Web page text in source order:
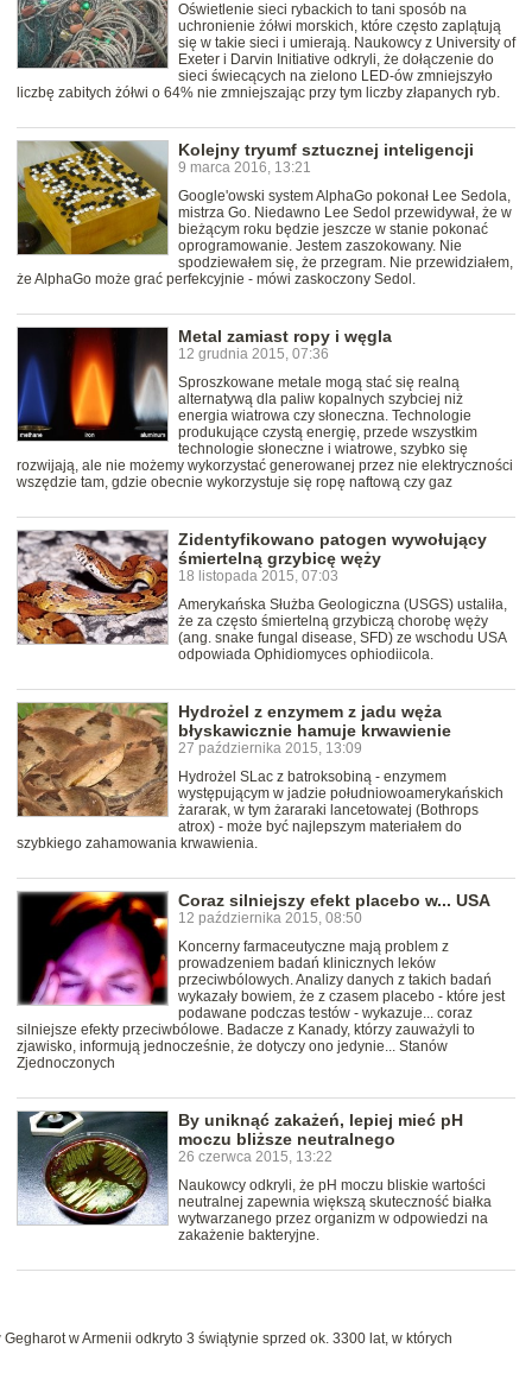
Oświetlenie sieci rybackich to tani sposób na
uchronienie żółwi morskich, które często zaplątują
się w takie sieci i umierają. Naukowcy z University of
Exeter i Darvin Initiative odkryli, że dołączenie do
sieci świecących na zielono LED-ów zmniejszyło
liczbę zabitych żółwi o 64% nie zmniejszając przy tym liczby złapanych ryb.
Kolejny tryumf sztucznej inteligencji
9 marca 2016, 13:21
Google'owski system AlphaGo pokonał Lee Sedola,
mistrza Go. Niedawno Lee Sedol przewidywał, że w
bieżącym roku będzie jeszcze w stanie pokonać
oprogramowanie. Jestem zaszokowany. Nie
spodziewałem się, że przegram. Nie przewidziałem,
że AlphaGo może grać perfekcyjnie - mówi zaskoczony Sedol.
Metal zamiast ropy i węgla
12 grudnia 2015, 07:36
Sproszkowane metale mogą stać się realną
alternatywą dla paliw kopalnych szybciej niż
energia wiatrowa czy słoneczna. Technologie
produkujące czystą energię, przede wszystkim
technologie słoneczne i wiatrowe, szybko się
rozwijają, ale nie możemy wykorzystać generowanej przez nie elektryczności
wszędzie tam, gdzie obecnie wykorzystuje się ropę naftową czy gaz
Zidentyfikowano patogen wywołujący
śmiertelną grzybicę węży
18 listopada 2015, 07:03
Amerykańska Służba Geologiczna (USGS) ustaliła,
że za często śmiertelną grzybiczą chorobę węży
(ang. snake fungal disease, SFD) ze wschodu USA
odpowiada Ophidiomyces ophiodiicola.
Hydrożel z enzymem z jadu węża
błyskawicznie hamuje krwawienie
27 października 2015, 13:09
Hydrożel SLac z batroksobiną - enzymem
występującym w jadzie południowoamerykańskich
żararak, w tym żararaki lancetowatej (Bothrops
atrox) - może być najlepszym materiałem do
szybkiego zahamowania krwawienia.
Coraz silniejszy efekt placebo w... USA
12 października 2015, 08:50
Koncerny farmaceutyczne mają problem z
prowadzeniem badań klinicznych leków
przeciwbólowych. Analizy danych z takich badań
wykazały bowiem, że z czasem placebo - które jest
podawane podczas testów - wykazuje... coraz
silniejsze efekty przeciwbólowe. Badacze z Kanady, którzy zauważyli to
zjawisko, informują jednocześnie, że dotyczy ono jedynie... Stanów
Zjednoczonych
By uniknąć zakażeń, lepiej mieć pH
moczu bliższe neutralnego
26 czerwca 2015, 13:22
Naukowcy odkryli, że pH moczu bliskie wartości
neutralnej zapewnia większą skuteczność białka
wytwarzanego przez organizm w odpowiedzi na
zakażenie bakteryjne.
w Armenii odkryto 3 świątynie sprzed ok. 3300 lat, w których